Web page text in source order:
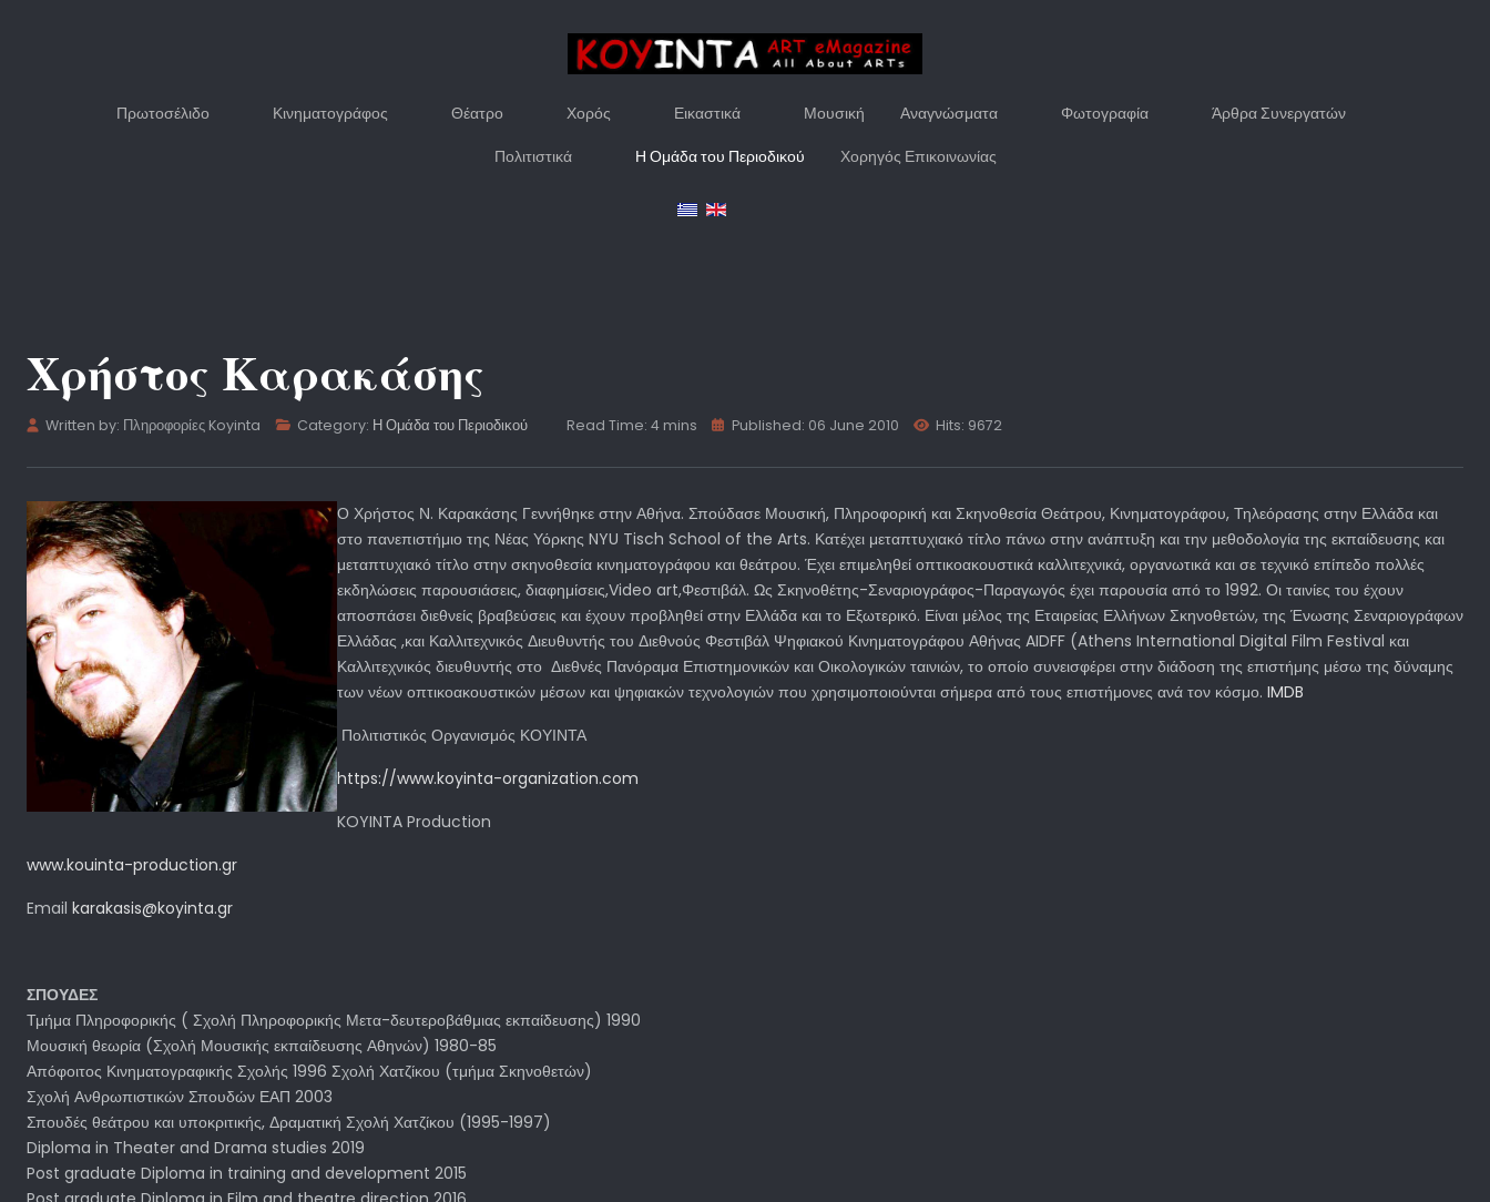
Πρωτοσέλιδο Κινηματογράφος Θέατρο Χορός Εικαστικά Μουσική Αναγνώσματα Φωτογραφία Άρθρα Συνεργατών
Πολιτιστικά Η Ομάδα του Περιοδικού Χορηγός Επικοινωνίας
Χρήστος Καρακάσης
Written by: Πληροφορίες Koyinta Category: Η Ομάδα του Περιοδικού Read Time: 4 mins Published: 06 June 2010 Hits: 9672
Ο Χρήστος Ν. Καρακάσης Γεννήθηκε στην Αθήνα. Σπούδασε Μουσική, Πληροφορική και Σκηνοθεσία Θεάτρου, Κινηματογράφου, Τηλεόρασης στην Ελλάδα και
στο πανεπιστήμιο της Νέας Υόρκης NYU Tisch School of the Arts. Κατέχει μεταπτυχιακό τίτλο πάνω στην ανάπτυξη και την μεθοδολογία της εκπαίδευσης και
μεταπτυχιακό τίτλο στην σκηνοθεσία κινηματογράφου και θεάτρου. Έχει επιμεληθεί οπτικοακουστικά καλλιτεχνικά, οργανωτικά και σε τεχνικό επίπεδο πολλές
εκδηλώσεις παρουσιάσεις, διαφημίσεις,Video art,Φεστιβάλ. Ως Σκηνοθέτης-Σεναριογράφος-Παραγωγός έχει παρουσία από το 1992. Οι ταινίες του έχουν
αποσπάσει διεθνείς βραβεύσεις και έχουν προβληθεί στην Ελλάδα και το Εξωτερικό. Είναι μέλος της Εταιρείας Ελλήνων Σκηνοθετών, της Ένωσης Σεναριογράφων
Ελλάδας ,και Καλλιτεχνικός Διευθυντής του Διεθνούς Φεστιβάλ Ψηφιακού Κινηματογράφου Αθήνας AIDFF (Athens International Digital Film Festival και
Καλλιτεχνικός διευθυντής στο Διεθνές Πανόραμα Επιστημονικών και Οικολογικών ταινιών, το οποίο συνεισφέρει στην διάδοση της επιστήμης μέσω της δύναμης
των νέων οπτικοακουστικών μέσων και ψηφιακών τεχνολογιών που χρησιμοποιούνται σήμερα από τους επιστήμονες ανά τον κόσμο. IMDB
Πολιτιστικός Οργανισμός ΚΟΥΙΝΤΑ
https://www.koyinta-organization.com
KOYINTA Production
www.kouinta-production.gr
Email karakasis@koyinta.gr
ΣΠΟΥΔΕΣ
Τμήμα Πληροφορικής ( Σχολή Πληροφορικής Μετα-δευτεροβάθμιας εκπαίδευσης) 1990
Μουσική θεωρία (Σχολή Μουσικής εκπαίδευσης Αθηνών) 1980-85
Απόφοιτος Κινηματογραφικής Σχολής 1996 Σχολή Χατζίκου (τμήμα Σκηνοθετών)
Σχολή Ανθρωπιστικών Σπουδών ΕΑΠ 2003
Σπουδές θεάτρου και υποκριτικής, Δραματική Σχολή Χατζίκου (1995-1997)
Diploma in Theater and Drama studies 2019
Post graduate Diploma in training and development 2015